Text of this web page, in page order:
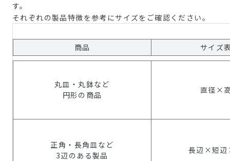
す。
それぞれの製品特徴を参考にサイズをご確認ください。
商品 サイズ
丸皿・丸鉢など
円形の商品
直径×
正角・長角皿など
3辺のある製品
長辺×短